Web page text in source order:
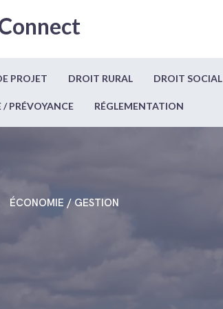
PROJET DROIT RURAL DROIT SOCIAL
PRÉVOYANCE RÉGLEMENTATION
ÉCONOMIE / GESTION